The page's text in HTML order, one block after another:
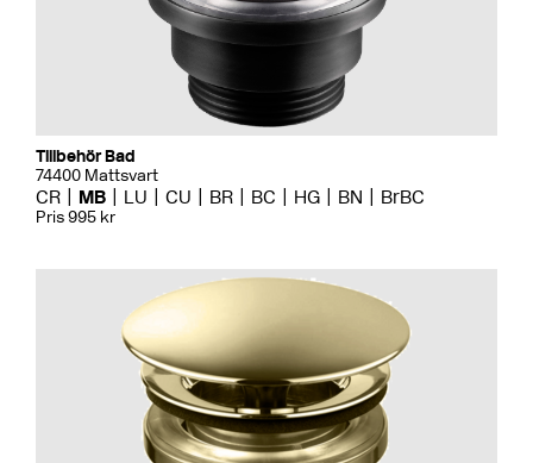
Tillbehör Bad
74400 Mattsvart
CR MB LU CU BR BC HG BN BrBC
Pris 995 kr